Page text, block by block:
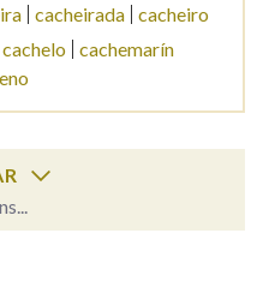
cacheirada
cacheiro
cachelo
cachemarín